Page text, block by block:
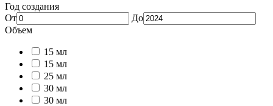
Год создания
От
До
Объем
15 мл
15 мл
25 мл
30 мл
30 мл